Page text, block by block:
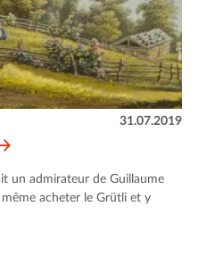
31.07.2019
un admirateur de Guillaume
même acheter le Grütli et y